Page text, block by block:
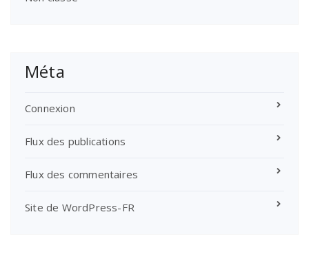
Méta
Connexion
Flux des publications
Flux des commentaires
Site de WordPress-FR